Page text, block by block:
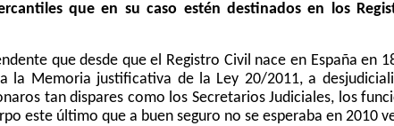
que en su caso estén destinados en los
que desde que el Registro Civil nace en España
la Memoria justificativa de la Ley 20/2011, a
tan dispares como los Secretarios Judiciales, los
este último que a buen seguro no se esperaba en 2010